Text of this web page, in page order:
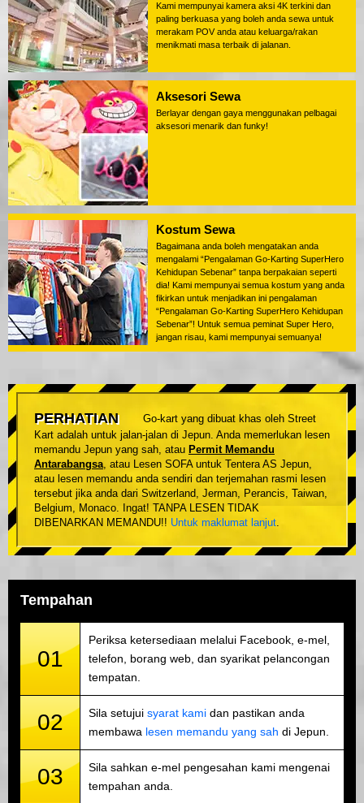
Kami mempunyai kamera aksi 4K terkini dan
paling berkuasa yang boleh anda sewa untuk
merakam POV anda atau keluarga/rakan
menikmati masa terbaik di jalanan.
Aksesori Sewa
Berlayar dengan gaya menggunakan pelbagai
aksesori menarik dan funky!
Kostum Sewa
Bagaimana anda boleh mengatakan anda
mengalami “Pengalaman Go-Karting SuperHero
Kehidupan Sebenar” tanpa berpakaian seperti
dia! Kami mempunyai semua kostum yang anda
fikirkan untuk menjadikan ini pengalaman
“Pengalaman Go-Karting SuperHero Kehidupan
Sebenar”! Untuk semua peminat Super Hero,
jangan risau, kami mempunyai semuanya!
PERHATIAN
Go-kart yang dibuat khas oleh Street
Kart adalah untuk jalan-jalan di Jepun. Anda memerlukan lesen
memandu Jepun yang sah, atau Permit Memandu
Antarabangsa, atau Lesen SOFA untuk Tentera AS Jepun,
atau lesen memandu anda sendiri dan terjemahan rasmi lesen
tersebut jika anda dari Switzerland, Jerman, Perancis, Taiwan,
Belgium, Monaco. Ingat! TANPA LESEN TIDAK
DIBENARKAN MEMANDU!! Untuk maklumat lanjut.
Tempahan
01
Periksa ketersediaan melalui Facebook, e-mel,
telefon, borang web, dan syarikat pelancongan
tempatan.
02 Sila setujui syarat kami dan pastikan anda
membawa lesen memandu yang sah di Jepun.
03
Sila sahkan e-mel pengesahan kami mengenai
tempahan anda.